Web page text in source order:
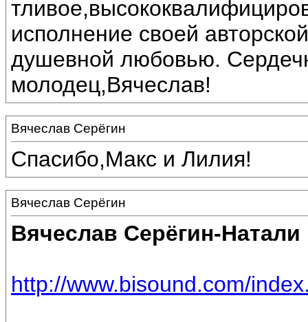
исполнение своей
душевной любовью.
молодец,Вячеслав!
Вячеслав Серёгин
Спасибо,Макс и Лилия!
Вячеслав Серёгин
Вячеслав Серёгин-Натали
http://www.bisound.com/